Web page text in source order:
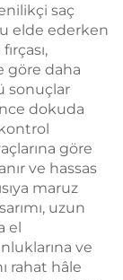
saç
elde ederken
göre daha
sonuçlar
dokuda
göre
ve hassas
maruz
uzun
el
ve
rahat hâle